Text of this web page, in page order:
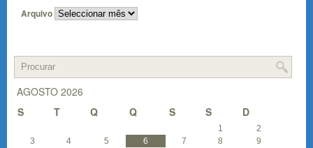
Arquivo
AGOSTO 2026
S
T Q Q S S D
1
2
3
4 5 6 7 8 9